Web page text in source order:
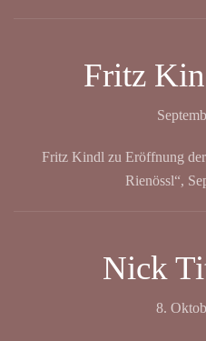
Fritz
Fritz Kindl zu Eröffnung
Rienössl“,
Nick
8.